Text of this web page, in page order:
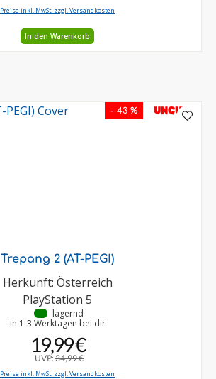
Preise inkl. MwSt. zzgl. Versandkosten
In den Warenkorb
- 43 % UNCUT
Trepang 2 (AT-PEGI)
Herkunft: Österreich
PlayStation 5
lagernd
in 1-3 Werktagen bei dir
19,99 €
UVP: 34,99 €
Preise inkl. MwSt. zzgl. Versandkosten